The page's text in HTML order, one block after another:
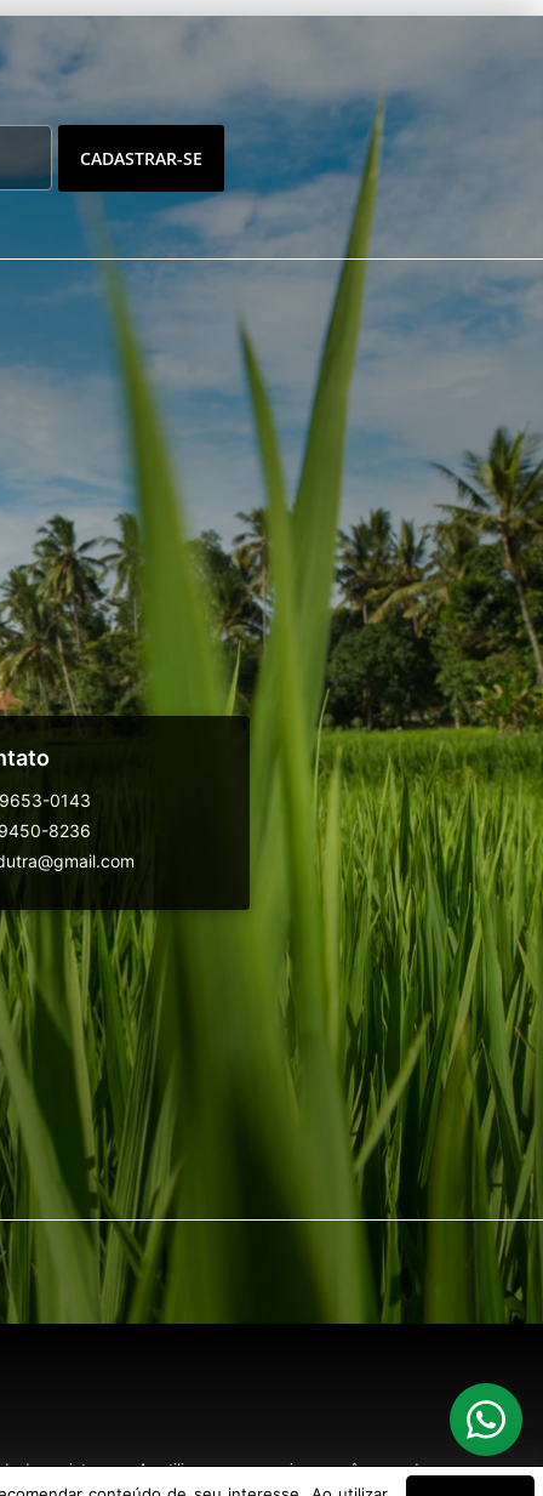
CADASTRAR-SE
0143
8236
de seu interesse. Ao utilizar nossos serviços, você concorda com nossa